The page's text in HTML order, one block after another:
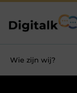
Wie zijn wij?